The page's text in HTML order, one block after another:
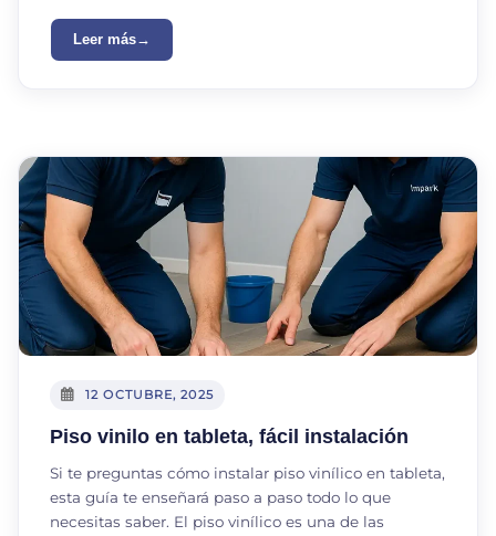
Leer más
12 OCTUBRE, 2025
Piso vinilo en tableta, fácil instalación
Si te preguntas cómo instalar piso vinílico en tableta,
esta guía te enseñará paso a paso todo lo que
necesitas saber. El piso vinílico es una de las